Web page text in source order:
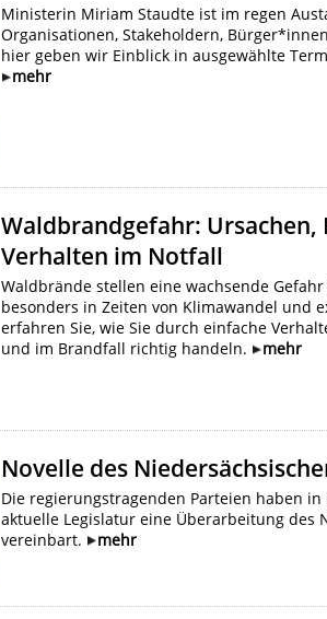
Ministerin Miriam Staudte ist im regen
Organisationen, Stakeholdern,
hier geben wir Einblick in ausgewählte
mehr
Waldbrandgefahr: Ursachen,
Verhalten im Notfall
Waldbrände stellen eine wachsende
besonders in Zeiten von Klimawandel und
erfahren Sie, wie Sie durch einfache
und im Brandfall richtig handeln.
mehr
Novelle des
Die regierungstragenden Parteien haben
aktuelle Legislatur eine Überarbeitung des
vereinbart.
mehr